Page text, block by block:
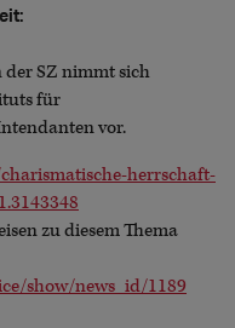
SZ nimmt sich
für
vor.
herrschaft-
zu diesem Thema
show/news_id/1189